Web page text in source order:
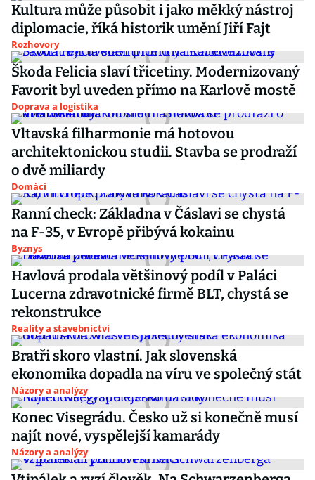
Kultura může působit i jako měkký nástroj
diplomacie, říká historik umění Jiří Fajt
Rozhovory
Škoda Felicia slaví třicetiny. Modernizovaný
Favorit byl uveden přímo na Karlově mostě
Doprava a logistika
Vltavská filharmonie má hotovou
architektonickou studii. Stavba se prodraží
o dvě miliardy
Domácí
Ranní check: Základna v Čáslavi se chystá
na F-35, v Evropě přibývá kokainu
Byznys
Havlová prodala většinový podíl v Paláci
Lucerna zdravotnické firmě BLT, chystá se
rekonstrukce
Reality a stavebnictví
Bratři skoro vlastní. Jak slovenská
ekonomika dopadla na víru ve společný stát
Názory a analýzy
Konec Visegrádu. Česko už si konečně musí
najít nové, vyspělejší kamarády
Názory a analýzy